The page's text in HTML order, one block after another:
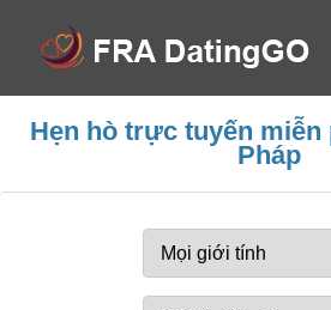
Hẹn hò trực tuyến miễn
Pháp